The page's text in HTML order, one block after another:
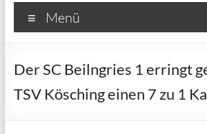
Menü
Der SC Beilngries 1 erringt
TSV Kösching einen 7 zu 1